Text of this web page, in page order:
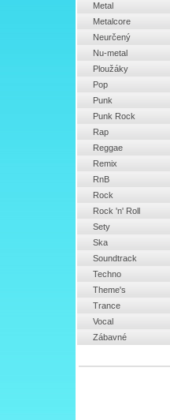
Metal
Metalcore
Neurčený
Nu-metal
Ploužáky
Pop
Punk
Punk Rock
Rap
Reggae
Remix
RnB
Rock
Rock 'n' Roll
Sety
Ska
Soundtrack
Techno
Theme's
Trance
Vocal
Zábavné